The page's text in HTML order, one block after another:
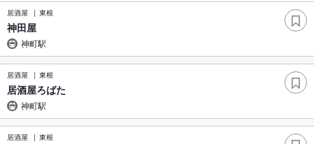
居酒屋 東根
神田屋
神町駅
居酒屋 東根
居酒屋ろばた
神町駅
居酒屋 東根